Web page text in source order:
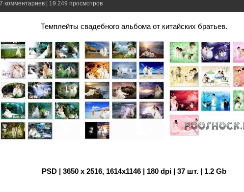
7 комментариев | 19 249 просмотров
Темплейты свадебного альбома от китайских братьев.
PSD | 3650 x 2516, 1614x1146 | 180 dpi | 37 шт. | 1.2 Gb